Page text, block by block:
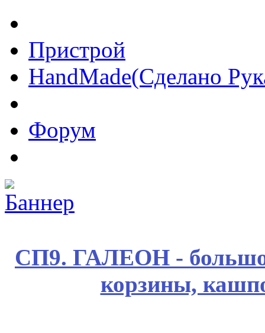
Пристрой
HandMade(Сделано
Форум
СП9. ГАЛЕОН -
корзины,